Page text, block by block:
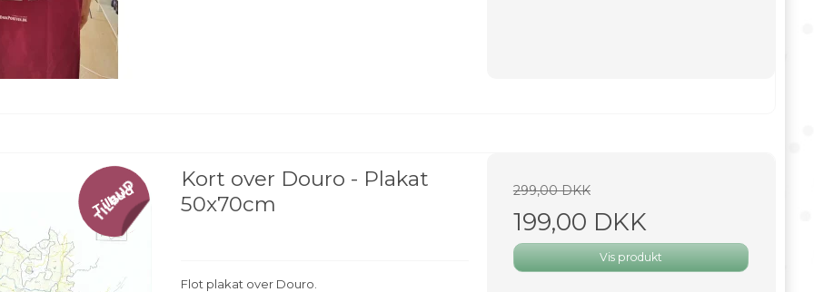
Tilbud
Kort over Douro - Plakat
50x70cm
Flot plakat over Douro.
299,00 DKK
199,00 DKK
Vis produkt